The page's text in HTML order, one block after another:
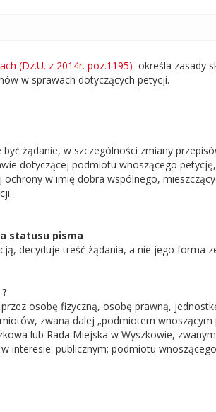
(Dz.U. z 2014r. poz.1195) określa zasady
w sprawach dotyczących petycji.
żądanie, w szczególności zmiany
dotyczącej podmiotu wnoszącego
w imię dobra wspólnego,
statusu pisma
decyduje treść żądania, a nie jego forma
osobę fizyczną, osobę prawną,
zwaną dalej „podmiotem wnoszącym
lub Rada Miejska w Wyszkowie,
interesie: publicznym; podmiotu